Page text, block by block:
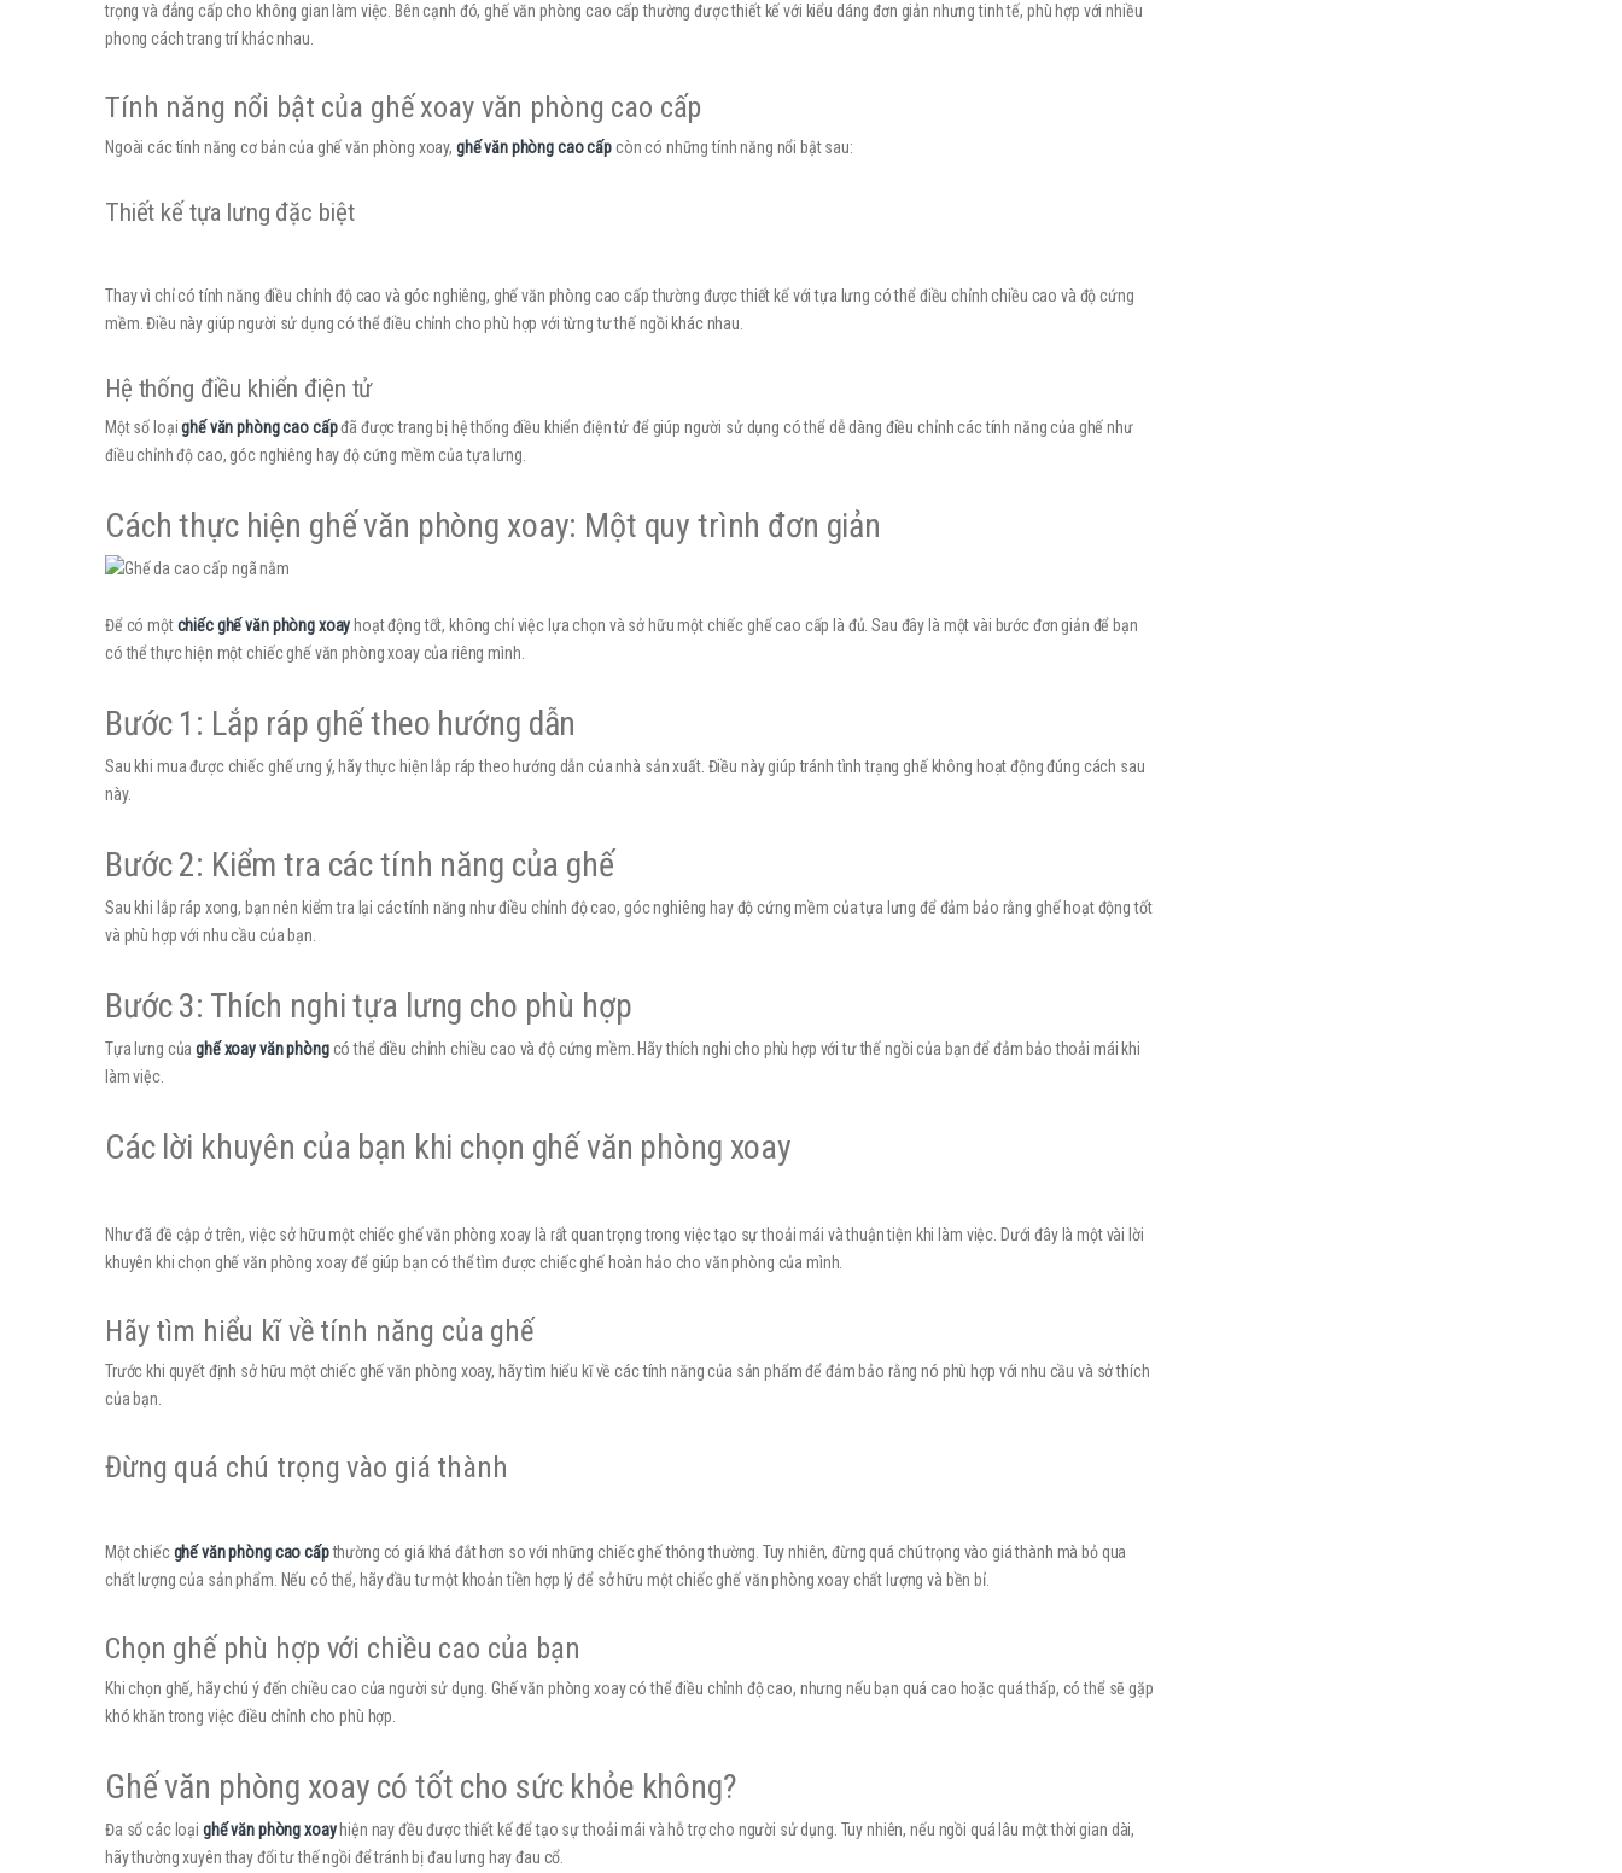
trọng và đẳng cấp cho không gian làm việc. Bên cạnh đó, ghế văn phòng cao cấp thường được thiết kế với kiểu dáng đơn giản nhưng tinh tế, phù hợp với nhiều
phong cách trang trí khác nhau.
Tính năng nổi bật của ghế xoay văn phòng cao cấp
Ngoài các tính năng cơ bản của ghế văn phòng xoay, ghế văn phòng cao cấpcòn có những tính năng nổi bật sau:
Thiết kế tựa lưng đặc biệt
Thay vì chỉ có tính năng điều chỉnh độ cao và góc nghiêng, ghế văn phòng cao cấp thường được thiết kế với tựa lưng có thể điều chỉnh chiều cao và độ cứng
mềm. Điều này giúp người sử dụng có thể điều chỉnh cho phù hợp với từng tư thế ngồi khác nhau.
Hệ thống điều khiển điện tử
Một số loạighế văn phòng cao cấpđã được trang bị hệ thống điều khiển điện tử để giúp người sử dụng có thể dễ dàng điều chỉnh các tính năng của ghế như
điều chỉnh độ cao, góc nghiêng hay độ cứng mềm của tựa lưng.
Cách thực hiện ghế văn phòng xoay: Một quy trình đơn giản
Để có mộtchiếc ghế văn phòng xoay hoạt động tốt, không chỉ việc lựa chọn và sở hữu một chiếc ghế cao cấp là đủ. Sau đây là một vài bước đơn giản để bạn
có thể thực hiện một chiếc ghế văn phòng xoay của riêng mình.
Bước 1: Lắp ráp ghế theo hướng dẫn
Sau khi mua được chiếc ghế ưng ý, hãy thực hiện lắp ráp theo hướng dẫn của nhà sản xuất. Điều này giúp tránh tình trạng ghế không hoạt động đúng cách sau
này.
Bước 2: Kiểm tra các tính năng của ghế
Sau khi lắp ráp xong, bạn nên kiểm tra lại các tính năng như điều chỉnh độ cao, góc nghiêng hay độ cứng mềm của tựa lưng để đảm bảo rằng ghế hoạt động tốt
và phù hợp với nhu cầu của bạn.
Bước 3: Thích nghi tựa lưng cho phù hợp
Tựa lưng củaghế xoay văn phòngcó thể điều chỉnh chiều cao và độ cứng mềm. Hãy thích nghi cho phù hợp với tư thế ngồi của bạn để đảm bảo thoải mái khi
làm việc.
Các lời khuyên của bạn khi chọn ghế văn phòng xoay
Như đã đề cập ở trên, việc sở hữu một chiếc ghế văn phòng xoay là rất quan trọng trong việc tạo sự thoải mái và thuận tiện khi làm việc. Dưới đây là một vài lời
khuyên khi chọn ghế văn phòng xoay để giúp bạn có thể tìm được chiếc ghế hoàn hảo cho văn phòng của mình.
Hãy tìm hiểu kĩ về tính năng của ghế
Trước khi quyết định sở hữu một chiếc ghế văn phòng xoay, hãy tìm hiểu kĩ về các tính năng của sản phẩm để đảm bảo rằng nó phù hợp với nhu cầu và sở thích
của bạn.
Đừng quá chú trọng vào giá thành
Một chiếcghế văn phòng cao cấpthường có giá khá đắt hơn so với những chiếc ghế thông thường. Tuy nhiên, đừng quá chú trọng vào giá thành mà bỏ qua
chất lượng của sản phẩm. Nếu có thể, hãy đầu tư một khoản tiền hợp lý để sở hữu một chiếc ghế văn phòng xoay chất lượng và bền bỉ.
Chọn ghế phù hợp với chiều cao của bạn
Khi chọn ghế, hãy chú ý đến chiều cao của người sử dụng. Ghế văn phòng xoay có thể điều chỉnh độ cao, nhưng nếu bạn quá cao hoặc quá thấp, có thể sẽ gặp
khó khăn trong việc điều chỉnh cho phù hợp.
Ghế văn phòng xoay có tốt cho sức khỏe không?
Đa số các loại ghế văn phòng xoayhiện nay đều được thiết kế để tạo sự thoải mái và hỗ trợ cho người sử dụng. Tuy nhiên, nếu ngồi quá lâu một thời gian dài,
hãy thường xuyên thay đổi tư thế ngồi để tránh bị đau lưng hay đau cổ.